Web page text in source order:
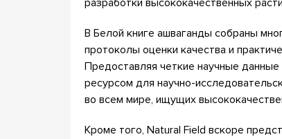
разработки высококачественных
В Белой книге ашваганды собраны
протоколы оценки качества и
Предоставляя четкие научные
ресурсом для научно-
во всем мире, ищущих
Кроме того, Natural Field вскоре